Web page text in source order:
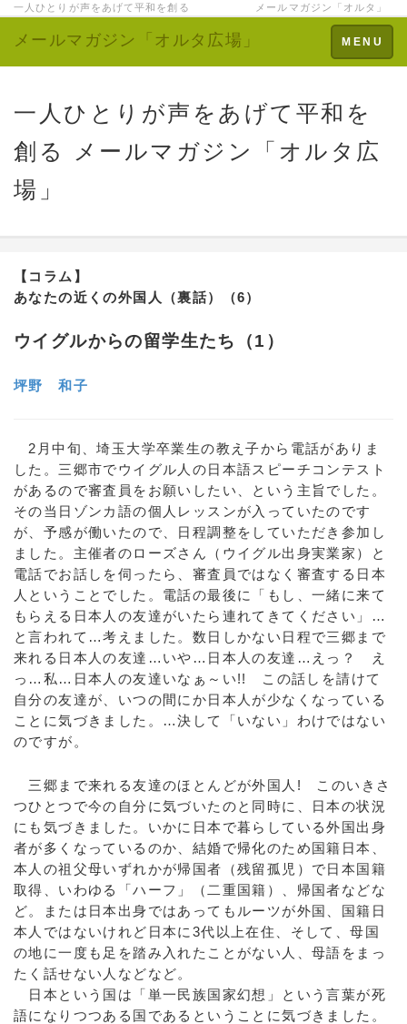
一人ひとりが声をあげて平和を創る メールマガジン「オルタ」
Toggle
navigation
MENU
メールマガジン「オルタ広場」
一人ひとりが声をあげて平和を
創る メールマガジン「オルタ広
場」
【コラム】
あなたの近くの外国人（裏話）（6）
ウイグルからの留学生たち（1）
坪野 和子
2月中旬、埼玉大学卒業生の教え子から電話がありま
した。三郷市でウイグル人の日本語スピーチコンテスト
があるので審査員をお願いしたい、という主旨でした。
その当日ゾンカ語の個人レッスンが入っていたのです
が、予感が働いたので、日程調整をしていただき参加し
ました。主催者のローズさん（ウイグル出身実業家）と
電話でお話しを伺ったら、審査員ではなく審査する日本
人ということでした。電話の最後に「もし、一緒に来て
もらえる日本人の友達がいたら連れてきてください」…
と言われて…考えました。数日しかない日程で三郷まで
来れる日本人の友達…いや…日本人の友達…えっ？ え
っ…私…日本人の友達いなぁ～い!! この話しを請けて
自分の友達が、いつの間にか日本人が少なくなっている
ことに気づきました。…決して「いない」わけではない
のですが。
三郷まで来れる友達のほとんどが外国人! このいきさ
つひとつで今の自分に気づいたのと同時に、日本の状況
にも気づきました。いかに日本で暮らしている外国出身
者が多くなっているのか、結婚で帰化のため国籍日本、
本人の祖父母いずれかが帰国者（残留孤児）で日本国籍
取得、いわゆる「ハーフ」（二重国籍）、帰国者などな
ど。または日本出身ではあってもルーツが外国、国籍日
本人ではないけれど日本に3代以上在住、そして、母国
の地に一度も足を踏み入れたことがない人、母語をまっ
たく話せない人などなど。
日本という国は「単一民族国家幻想」という言葉が死
語になりつつある国であるということに気づきました。